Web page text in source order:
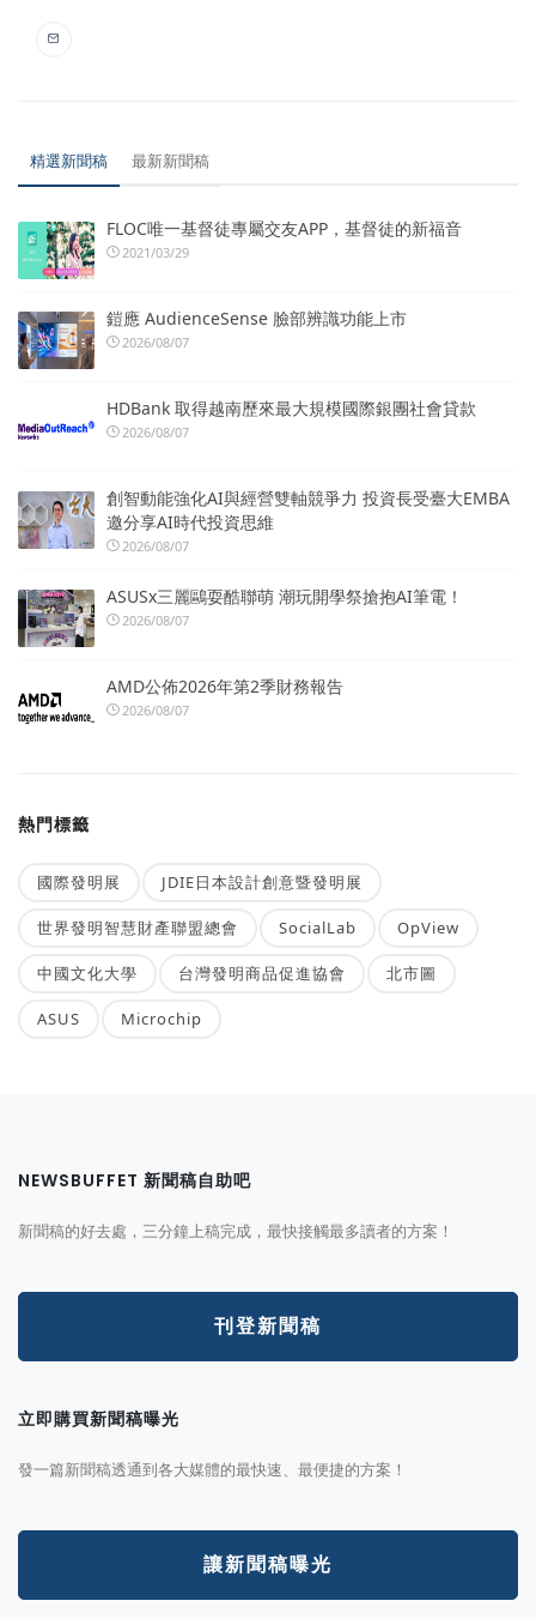
精選新聞稿 最新新聞稿
FLOC唯一基督徒專屬交友APP，基督徒的新福音
2021/03/29
鎧應 AudienceSense 臉部辨識功能上市
2026/08/07
HDBank 取得越南歷來最大規模國際銀團社會貸款
2026/08/07
創智動能強化AI與經營雙軸競爭力 投資長受臺大EMBA
邀分享AI時代投資思維
2026/08/07
ASUSx三麗鷗耍酷聯萌 潮玩開學祭搶抱AI筆電！
2026/08/07
AMD公佈2026年第2季財務報告
2026/08/07
熱門標籤
國際發明展 JDIE日本設計創意暨發明展
世界發明智慧財產聯盟總會 SocialLab OpView
中國文化大學 台灣發明商品促進協會 北市圖
ASUS Microchip
NEWSBUFFET 新聞稿自助吧
新聞稿的好去處，三分鐘上稿完成，最快接觸最多讀者的方案！
刊登新聞稿
立即購買新聞稿曝光
發一篇新聞稿透通到各大媒體的最快速、最便捷的方案！
讓新聞稿曝光